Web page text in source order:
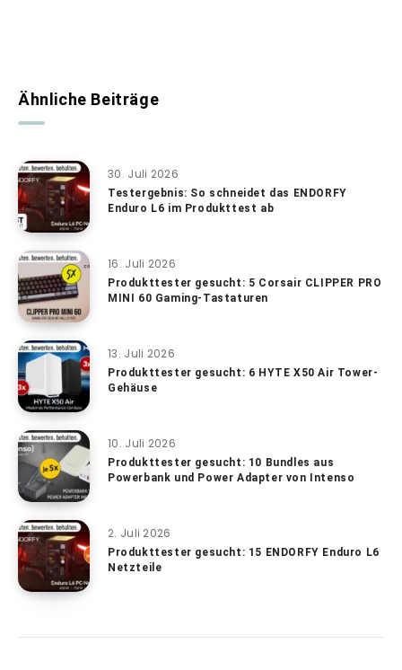
Ähnliche Beiträge
30. Juli 2026
Testergebnis: So schneidet das ENDORFY
Enduro L6 im Produkttest ab
16. Juli 2026
Produkttester gesucht: 5 Corsair CLIPPER PRO
MINI 60 Gaming-Tastaturen
13. Juli 2026
Produkttester gesucht: 6 HYTE X50 Air Tower-
Gehäuse
10. Juli 2026
Produkttester gesucht: 10 Bundles aus
Powerbank und Power Adapter von Intenso
2. Juli 2026
Produkttester gesucht: 15 ENDORFY Enduro L6
Netzteile